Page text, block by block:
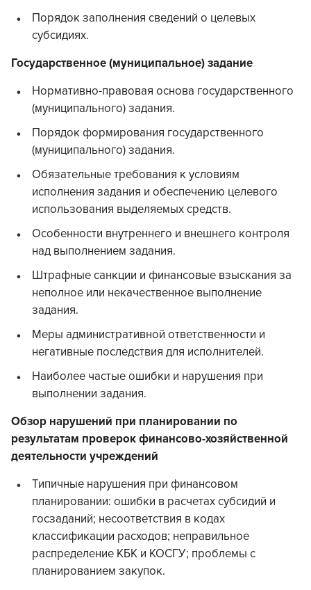
Порядок заполнения сведений о целевых
субсидиях.
Государственное (муниципальное) задание
Нормативно-правовая основа государственного
(муниципального) задания.
Порядок формирования государственного
(муниципального) задания.
Обязательные требования к условиям
исполнения задания и обеспечению целевого
использования выделяемых средств.
Особенности внутреннего и внешнего контроля
над выполнением задания.
Штрафные санкции и финансовые взыскания за
неполное или некачественное выполнение
задания.
Меры административной ответственности и
негативные последствия для исполнителей.
Наиболее частые ошибки и нарушения при
выполнении задания.
Обзор нарушений при планировании по
результатам проверок финансово-хозяйственной
деятельности учреждений
Типичные нарушения при финансовом
планировании: ошибки в расчетах субсидий и
госзаданий; несоответствия в кодах
классификации расходов; неправильное
распределение КБК и КОСГУ; проблемы с
планированием закупок.